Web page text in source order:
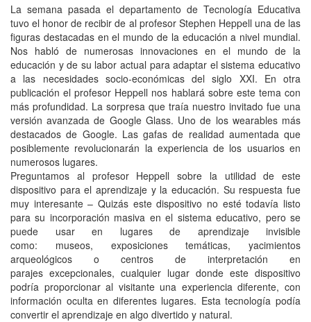
La semana pasada el departamento de Tecnología Educativa
tuvo el honor de recibir de al profesor Stephen Heppell una de las
figuras destacadas en el mundo de la educación a nivel mundial.
Nos habló de numerosas innovaciones en el mundo de la
educación y de su labor actual para adaptar el sistema educativo
a las necesidades socio-económicas del siglo XXI. En otra
publicación el profesor Heppell nos hablará sobre este tema con
más profundidad. La sorpresa que traía nuestro invitado fue una
versión avanzada de Google Glass. Uno de los wearables más
destacados de Google. Las gafas de realidad aumentada que
posiblemente revolucionarán la experiencia de los usuarios en
numerosos lugares.
Preguntamos al profesor Heppell sobre la utilidad de este
dispositivo para el aprendizaje y la educación. Su respuesta fue
muy interesante – Quizás este dispositivo no esté todavía listo
para su incorporación masiva en el sistema educativo, pero se
puede usar en lugares de aprendizaje invisible
como: museos, exposiciones temáticas, yacimientos
arqueológicos o centros de interpretación en
parajes excepcionales, cualquier lugar donde este dispositivo
podría proporcionar al visitante una experiencia diferente, con
información oculta en diferentes lugares. Esta tecnología podía
convertir el aprendizaje en algo divertido y natural.